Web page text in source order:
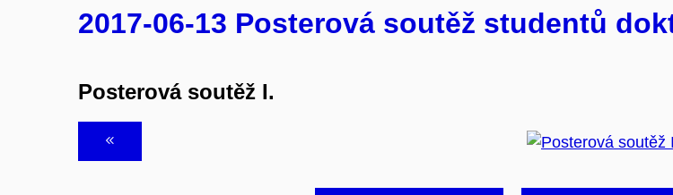
2017-06-13 Posterová soutěž studentů
Posterová soutěž I.